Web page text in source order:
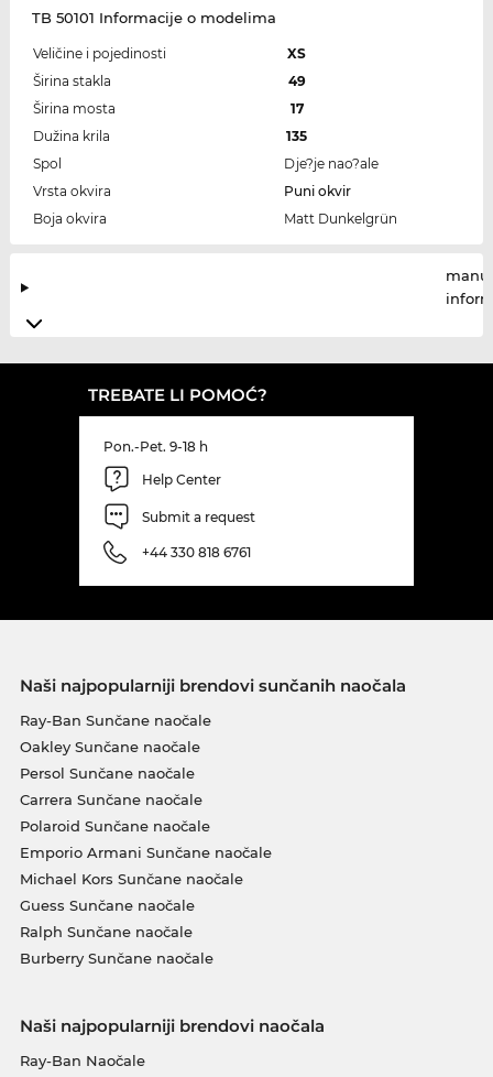
TB 50101 Informacije o modelima
Veličine i pojedinosti
XS
Širina stakla
49
Širina mosta
17
Dužina krila
135
Spol
Dje?je nao?ale
Vrsta okvira
Puni okvir
Boja okvira
Matt Dunkelgrün
TREBATE LI POMOĆ?
Pon.-Pet. 9-18 h
Help Center
Submit a request
+44 330 818 6761
Naši najpopularniji brendovi sunčanih naočala
Ray-Ban Sunčane naočale
Oakley Sunčane naočale
Persol Sunčane naočale
Carrera Sunčane naočale
Polaroid Sunčane naočale
Emporio Armani Sunčane naočale
Michael Kors Sunčane naočale
Guess Sunčane naočale
Ralph Sunčane naočale
Burberry Sunčane naočale
Naši najpopularniji brendovi naočala
Ray-Ban Naočale